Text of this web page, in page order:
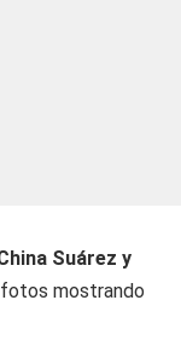
Suárez y
fotos mostrando